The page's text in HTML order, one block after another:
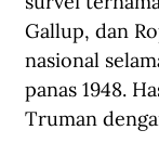
Gallup, dan
nasional
panas 1948.
Truman